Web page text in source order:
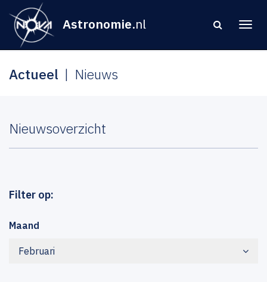
Astronomie.nl
Actueel Nieuws
Nieuwsoverzicht
Filter op:
Maand
Februari